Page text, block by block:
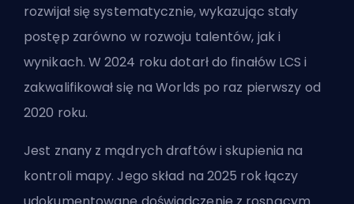
rozwijał się systematycznie, wykazując stały
postęp zarówno w rozwoju talentów, jak i
wynikach. W 2024 roku dotarł do finałów LCS i
zakwalifikował się na Worlds po raz pierwszy od
2020 roku.
Jest znany z mądrych draftów i skupienia na
kontroli mapy. Jego skład na 2025 rok łączy